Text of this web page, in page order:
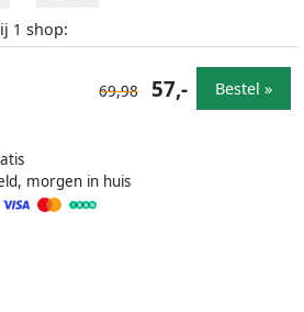
1 shop:
morgen in huis
69,98 57,- Bestel »